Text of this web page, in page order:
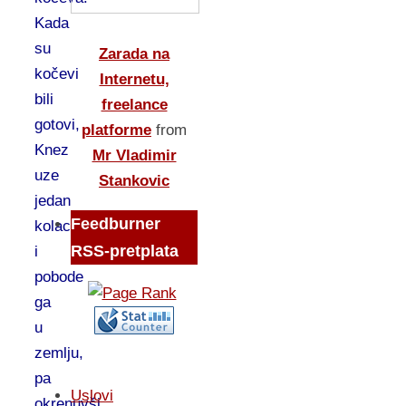
Kada
su
kočevi
bili
gotovi,
Knez
uze
jedan
kolac
i
pobode
ga
u
zemlju,
pa
Zarada na
Internetu,
freelance
platforme from
Mr Vladimir
Stankovic
Feedburner
RSS-pretplata
Uslovi